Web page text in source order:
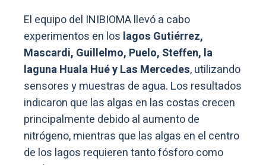
El equipo del INIBIOMA llevó a cabo
experimentos en los lagos Gutiérrez,
Mascardi, Guillelmo, Puelo, Steffen, la
laguna Huala Hué y Las Mercedes, utilizando
sensores y muestras de agua. Los resultados
indicaron que las algas en las costas crecen
principalmente debido al aumento de
nitrógeno, mientras que las algas en el centro
de los lagos requieren tanto fósforo como